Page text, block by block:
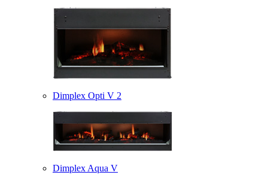
Dimplex Opti V 2
Dimplex Aqua V